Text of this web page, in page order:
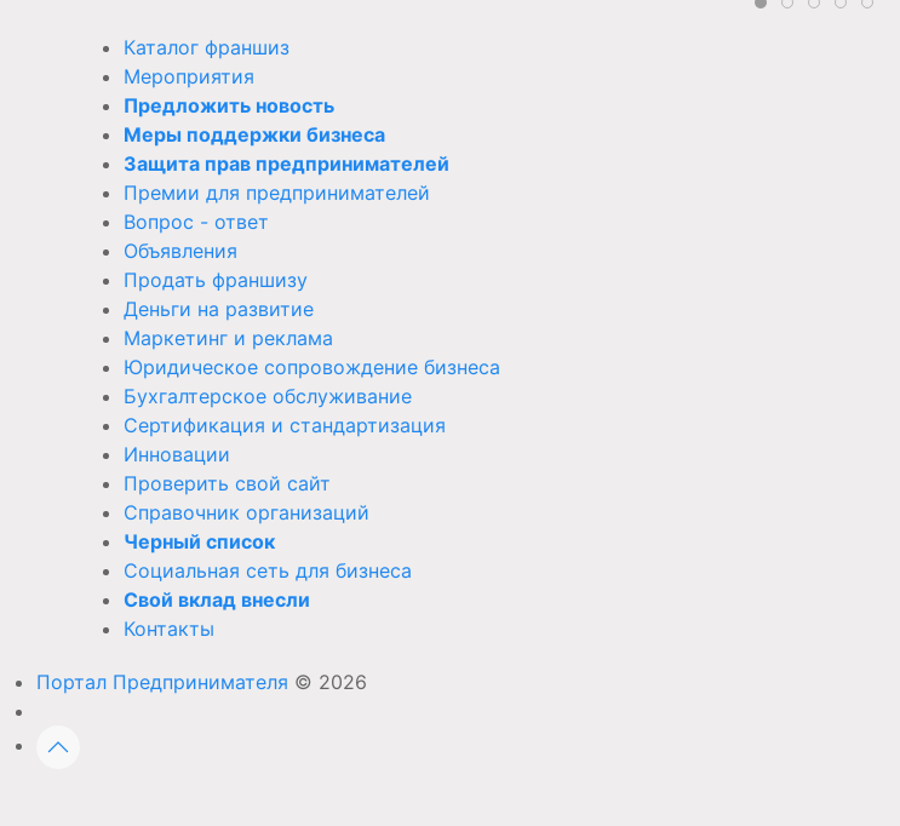
Каталог франшиз
Мероприятия
Предложить новость
Меры поддержки бизнеса
Защита прав предпринимателей
Премии для предпринимателей
Вопрос - ответ
Объявления
Продать франшизу
Деньги на развитие
Маркетинг и реклама
Юридическое сопровождение бизнеса
Бухгалтерское обслуживание
Сертификация и стандартизация
Инновации
Проверить свой сайт
Справочник организаций
Черный список
Социальная сеть для бизнеса
Свой вклад внесли
Контакты
Портал Предпринимателя © 2026